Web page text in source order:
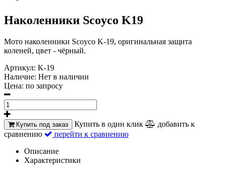
Наколенники Scoyco K19
Мото наколенники Scoyco K-19, оригинальная защита
коленей, цвет - чёрный.
Артикул: K-19
Наличие: Нет в наличии
Цена: по запросу
Купить под заказ Купить в один клик
добавить к
сравнению
перейти к сравнению
Описание
Характеристики